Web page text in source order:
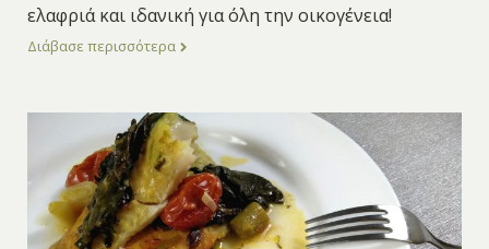
ελαφριά και ιδανική για όλη την οικογένεια!
Διάβασε περισσότερα